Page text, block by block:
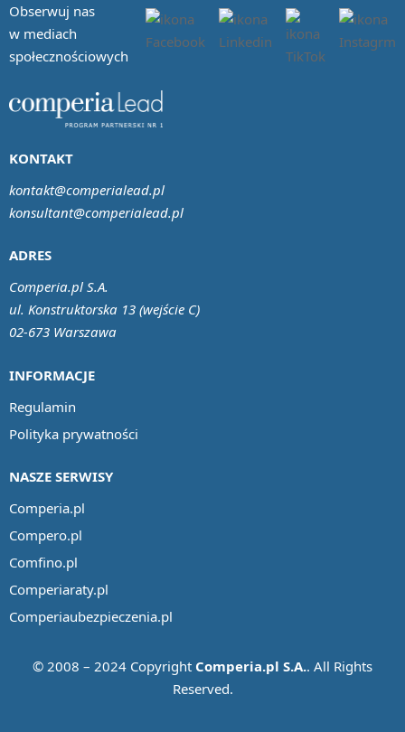
Obserwuj nas
w mediach
społecznościowych
INFORMACJE
Regulamin
Polityka prywatności
NASZE SERWISY
Comperia.pl
Compero.pl
Comfino.pl
Comperiaraty.pl
Comperiaubezpieczenia.pl
ADRES
Comperia.pl S.A.
ul. Konstruktorska 13 (wejście C)
02-673 Warszawa
KONTAKT
kontakt@comperialead.pl
konsultant@comperialead.pl
© 2008 – 2024 Copyright Comperia.pl S.A.. All Rights
Reserved.